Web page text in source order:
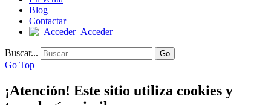
Blog
Contactar
Acceder
Buscar... Go
Go Top
¡Atención! Este sitio utiliza cookies y